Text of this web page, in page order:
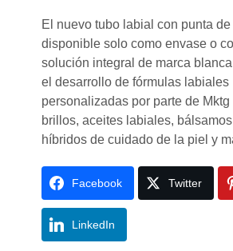
El nuevo tubo labial con punta
disponible solo como envase o
solución integral de marca
el desarrollo de fórmulas labiales
personalizadas por parte de Mktg
brillos, aceites labiales,
híbridos de cuidado de la piel y
Facebook Twitter
LinkedIn